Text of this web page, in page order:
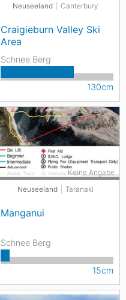
Neuseeland Canterbury
Craigieburn Valley Ski
Area
Schnee Berg
130cm
Neuseeland Taranaki
Manganui
Keine Angabe
Schnee Berg
15cm